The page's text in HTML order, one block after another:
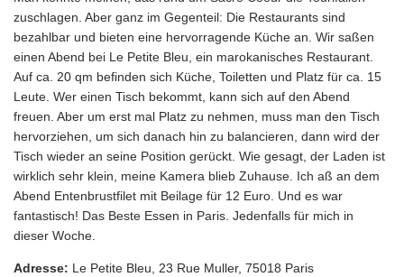
zuschlagen. Aber ganz im Gegenteil: Die Restaurants sind
bezahlbar und bieten eine hervorragende Küche an. Wir saßen
einen Abend bei Le Petite Bleu, ein marokanisches Restaurant.
Auf ca. 20 qm befinden sich Küche, Toiletten und Platz für ca. 15
Leute. Wer einen Tisch bekommt, kann sich auf den Abend
freuen. Aber um erst mal Platz zu nehmen, muss man den Tisch
hervorziehen, um sich danach hin zu balancieren, dann wird der
Tisch wieder an seine Position gerückt. Wie gesagt, der Laden ist
wirklich sehr klein, meine Kamera blieb Zuhause. Ich aß an dem
Abend Entenbrustfilet mit Beilage für 12 Euro. Und es war
fantastisch! Das Beste Essen in Paris. Jedenfalls für mich in
dieser Woche.
Adresse: Le Petite Bleu, 23 Rue Muller, 75018 Paris